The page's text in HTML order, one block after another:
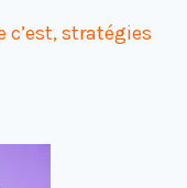
c’est, stratégies